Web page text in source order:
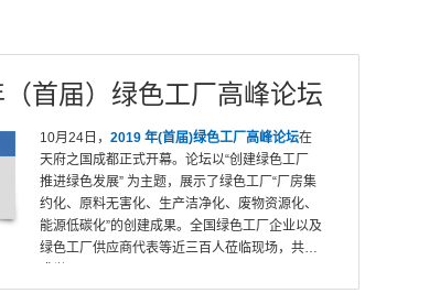
（首届）绿色工厂高峰论坛
10月24日， 2019 年(首届)绿色工厂高峰论坛在
天府之国成都正式开幕。论坛以“创建绿色工厂
推进绿色发展” 为主题，展示了绿色工厂“厂房集
约化、原料无害化、生产洁净化、废物资源化、
能源低碳化”的创建成果。全国绿色工厂企业以及
绿色工厂供应商代表等近三百人莅临现场，共襄